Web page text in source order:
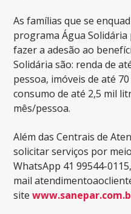
As famílias que se
programa Água
fazer a adesão ao
Solidária são: renda de
pessoa, imóveis de até
consumo de até 2,5 mil
mês/pessoa.
Além das Centrais de
solicitar serviços por
WhatsApp 41 99544-
mail
site